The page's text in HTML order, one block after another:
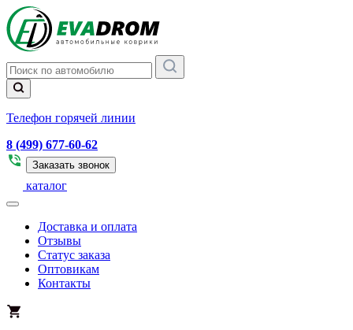
Телефон горячей линии
8 (499) 677-60-62
Заказать звонок
каталог
Доставка и оплата
Отзывы
Статус заказа
Оптовикам
Контакты